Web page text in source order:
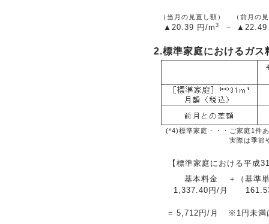
（当月の見直し額） （前月の
▲20.39 円/m 3 － ▲22.49
2.標準家庭におけるガス
(*4)標準家庭・・・ ご家庭1件
実際は季節
【標準家庭における平成
基本料金
＋
（基
1,337.40円/月
= 5,712円/月 ※1円未満